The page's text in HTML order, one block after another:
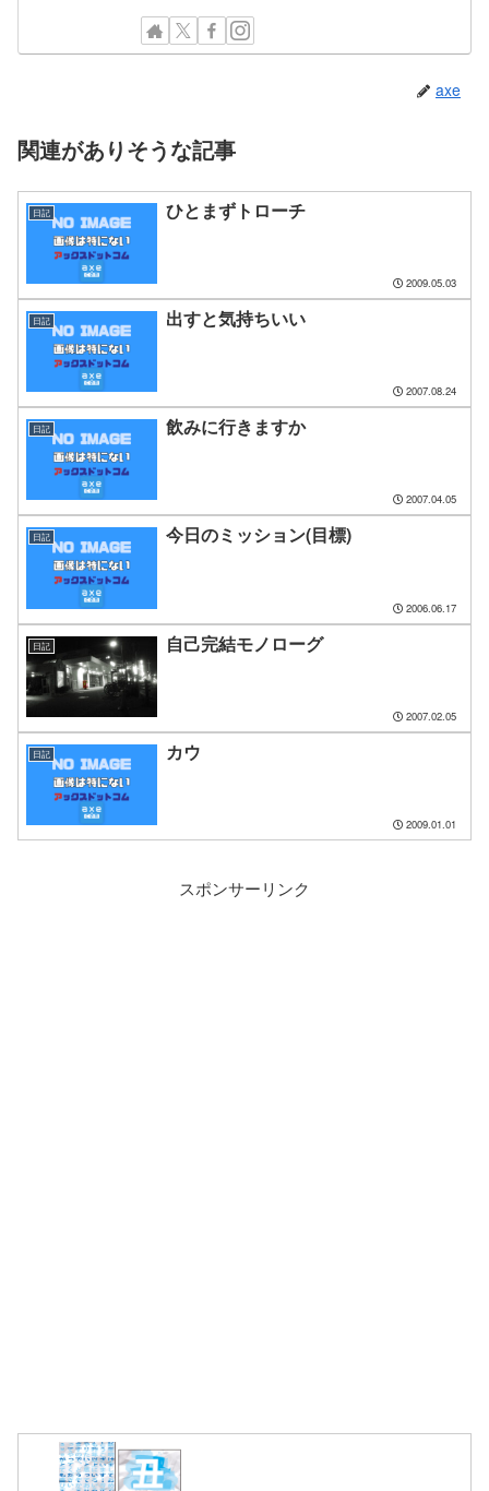
axe
関連がありそうな記事
日記 ひとまずトローチ
2009.05.03
日記 出すと気持ちいい
2007.08.24
日記 飲みに行きますか
2007.04.05
日記 今日のミッション(目標)
2006.06.17
日記 自己完結モノローグ
2007.02.05
日記 カウ
2009.01.01
スポンサーリンク